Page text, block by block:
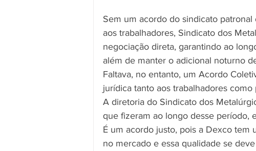
Sem um acordo do sindicato
aos trabalhadores, Sindicato dos
negociação direta, garantindo ao
além de manter o adicional noturno
Faltava, no entanto, um Acordo
jurídica tanto aos trabalhadores
A diretoria do Sindicato dos
que fizeram ao longo desse período,
É um acordo justo, pois a Dexco
no mercado e essa qualidade se